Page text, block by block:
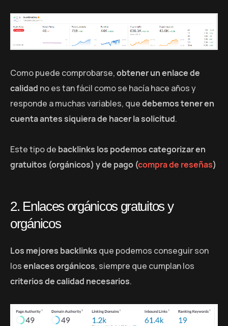
Como puede comprobarse,obtener un enlace de
calidad no es tan fácil como se hacía hace años y
responde a muchas variables, quedebemos tener en
cuenta antes siquiera de hacer la solicitud.
Este tipo de backlinks los podemos categorizar en
gratuitos (orgánicos) y de pago (compra de reseñas)
2. Enlaces orgánicos gratuitos y
orgánicos
Los mejores backlinks que podemos conseguir son
losenlaces orgánicos, siempre que cumplan los
criterios de calidad necesarios.